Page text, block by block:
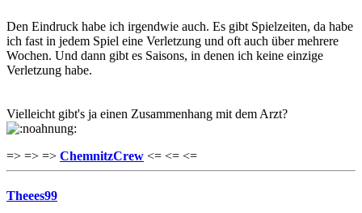
Den Eindruck habe ich irgendwie auch. Es gibt Spielzeiten, da habe
ich fast in jedem Spiel eine Verletzung und oft auch über mehrere
Wochen. Und dann gibt es Saisons, in denen ich keine einzige
Verletzung habe.
Vielleicht gibt's ja einen Zusammenhang mit dem Arzt?
=> => => ChemnitzCrew <= <= <=
Theees99